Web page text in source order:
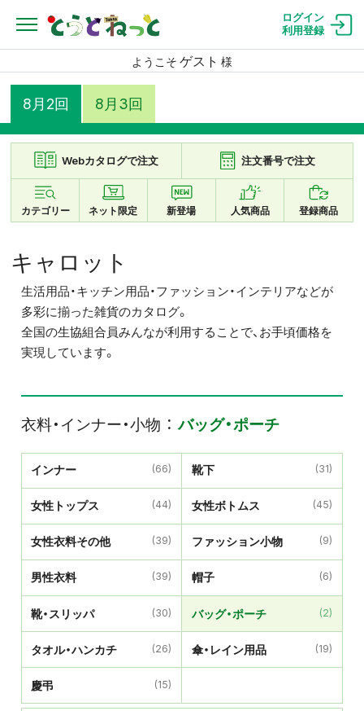
ログイン
利用登録
ようこそ ゲスト 様
8月2回 8月3回
Webカタログで注文 注文番号で注文
カテゴリー ネット限定 新登場 人気商品 登録商品
キャロット
生活用品・キッチン用品・ファッション・インテリアなどが
多彩に揃った雑貨のカタログ。
全国の生協組合員みんなが利用することで、お手頃価格を
実現しています。
衣料・インナー・小物 バッグ・ポーチ
インナー (66) 靴下 (31)
女性トップス (44) 女性ボトムス (45)
女性衣料その他 (39) ファッション小物 (9)
男性衣料 (39) 帽子 (6)
靴・スリッパ (30) バッグ・ポーチ (2)
タオル・ハンカチ (26) 傘・レイン用品 (19)
慶弔 (15)